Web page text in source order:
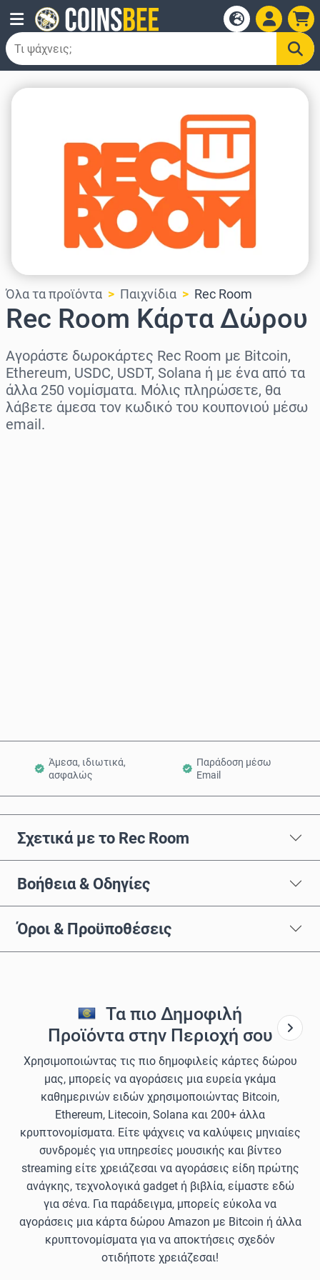
Όλα τα προϊόντα Παιχνίδια Rec Room
Rec Room Κάρτα Δώρου
Αγοράστε δωροκάρτες Rec Room με Bitcoin,
Ethereum, USDC, USDT, Solana ή με ένα από τα
άλλα 250 νομίσματα. Μόλις πληρώσετε, θα
λάβετε άμεσα τον κωδικό του κουπονιού μέσω
email.
Άμεσα, ιδιωτικά,
ασφαλώς
Παράδοση μέσω
Email
Σχετικά με το Rec Room
Βοήθεια & Οδηγίες
Όροι & Προϋποθέσεις
Τα πιο Δημοφιλή
Προϊόντα στην Περιοχή σου
Χρησιμοποιώντας τις πιο δημοφιλείς κάρτες δώρου
μας, μπορείς να αγοράσεις μια ευρεία γκάμα
καθημερινών ειδών χρησιμοποιώντας Bitcoin,
Ethereum, Litecoin, Solana και 200+ άλλα
κρυπτονομίσματα. Είτε ψάχνεις να καλύψεις μηνιαίες
συνδρομές για υπηρεσίες μουσικής και βίντεο
streaming είτε χρειάζεσαι να αγοράσεις είδη πρώτης
ανάγκης, τεχνολογικά gadget ή βιβλία, είμαστε εδώ
για σένα. Για παράδειγμα, μπορείς εύκολα να
αγοράσεις μια κάρτα δώρου Amazon με Bitcoin ή άλλα
κρυπτονομίσματα για να αποκτήσεις σχεδόν
οτιδήποτε χρειάζεσαι!